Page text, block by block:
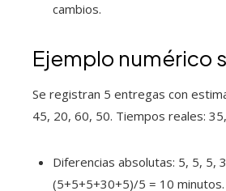
cambios.
Ejemplo numérico
Se registran 5 entregas con
45, 20, 60, 50. Tiempos reales:
Diferencias absolutas: 5, 5, 5,
(5+5+5+30+5)/5 = 10 minutos.